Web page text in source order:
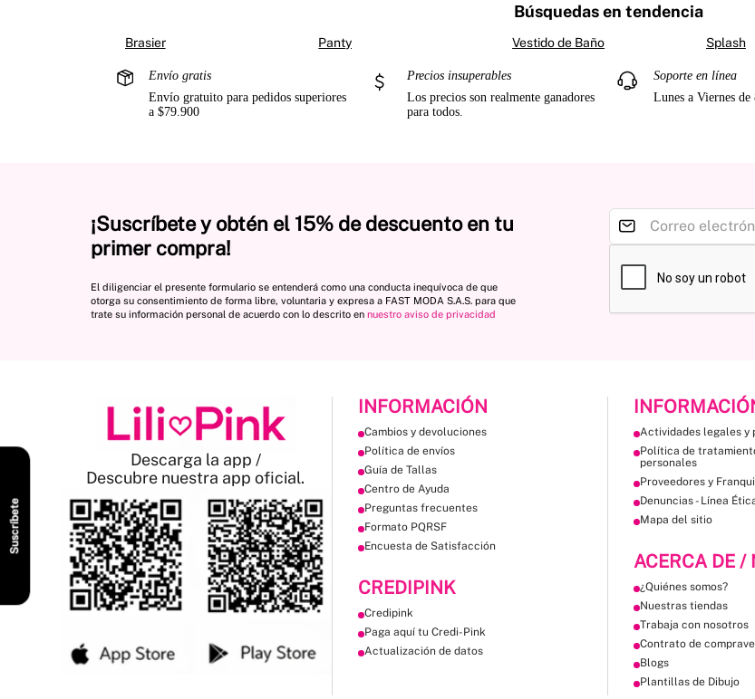
Suscríbete
Búsquedas en tendencia
Brasier Panty Vestido de Baño Splash
Envío gratis
Envío gratuito para pedidos superiores
a $79.900
Precios insuperables
Los precios son realmente ganadores
para todos.
Soporte en línea
Lunes a Viernes
¡Suscríbete y obtén el 15% de descuento en tu
primer compra!
El diligenciar el presente formulario se entenderá como una conducta inequívoca de que
otorga su consentimiento de forma libre, voluntaria y expresa a FAST MODA S.A.S. para que
trate su información personal de acuerdo con lo descrito en nuestro aviso de privacidad
Descarga la app /
Descubre nuestra app oficial.
INFORMACIÓN
Cambios y devoluciones
Política de envíos
Guía de Tallas
Centro de Ayuda
Preguntas frecuentes
Formato PQRSF
Encuesta de Satisfacción
CREDIPINK
Credipink
Paga aquí tu Credi-Pink
Actualización de datos
Actividades legales y
Política de
personales
Proveedores y
Denuncias - Línea
Mapa del sitio
ACERCA DE /
¿Quiénes somos?
Nuestras tiendas
Trabaja con nosotros
Contrato de
Blogs
Plantillas de Dibujo